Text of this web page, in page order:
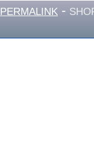
PERMALINK -